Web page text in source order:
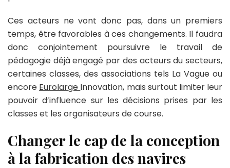
Ces acteurs ne vont donc pas, dans un premiers
temps, être favorables à ces changements. Il faudra
donc conjointement poursuivre le travail de
pédagogie déjà engagé par des acteurs du secteurs,
certaines classes, des associations tels La Vague ou
encore Eurolarge Innovation, mais surtout limiter leur
pouvoir d’influence sur les décisions prises par les
classes et les organisateurs de course.
Changer le cap de la conception
à la fabrication des navires